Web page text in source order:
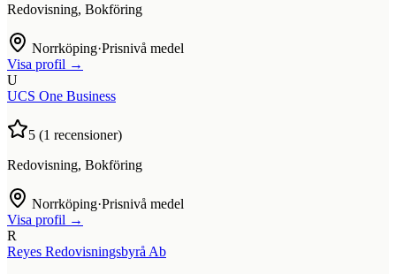
Redovisning, Bokföring
Norrköping·Prisnivå medel
Visa profil →
U
UCS One Business
5 (1 recensioner)
Redovisning, Bokföring
Norrköping·Prisnivå medel
Visa profil →
R
Reyes Redovisningsbyrå Ab